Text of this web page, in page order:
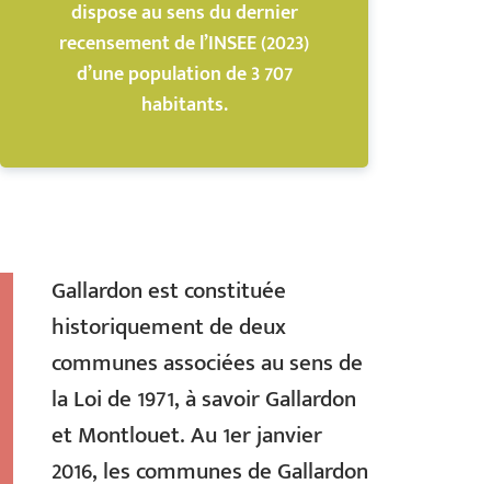
dispose au sens du dernier
recensement de l’INSEE (2023)
d’une population de 3 707
habitants.
Gallardon est constituée
historiquement de deux
communes associées au sens de
la Loi de 1971, à savoir Gallardon
et Montlouet. Au 1er janvier
2016, les communes de Gallardon